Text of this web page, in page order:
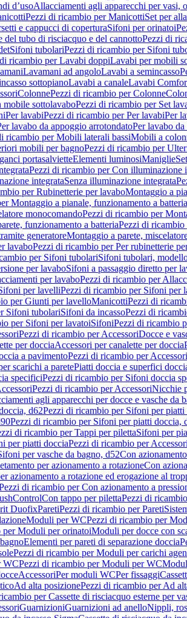
d’usoAllacciamenti agli apparecchi per vasi,
Pezzi di ricambio per ManicottiSet per
e cappucci di coperturaSifoni per orinatoi
del tubo di risciacquo e del cannottoPezzi di
Sifoni tubolariPezzi di ricambio per Sifoni
ricambio per Lavabi doppiLavabi per mobili
Lavamani ad angoloLavabi a semincasso
sottopianoLavabi a canaleLavabi
ColonnePezzi di ricambio per Colonne
mobile sottolavaboPezzi di ricambio per Set
Per lavabiPezzi di ricambio per Per lavabiPer
lavabo da appoggio arrotondatoPer lavabo
ricambio per Mobili laterali bassiMobili a
mobili per bagnoPezzi di ricambio per
portasalvietteElementi luminosiManiglie
Pezzi di ricambio per Con illuminazione
integrataSenza illuminazione integrata
per Rubinetterie per lavaboMontaggio a
Montaggio a pianale, funzionamento a batteria
monocomandoPezzi di ricambio per
funzionamento a batteriaPezzi di ricambio
generatoreMontaggio a parete,
lavaboPezzi di ricambio per Per rubinetterie
per Sifoni tubolariSifoni tubolari,
per lavaboSifoni a passaggio diretto per
per lavaboPezzi di ricambio per
per lavelliPezzi di ricambio per Sifoni per
per Giunti per lavelloManicottiPezzi di
Sifoni tubolariSifoni da incassoPezzi di
per Sifoni per lavatoiSifoniPezzi di ricambio
Pezzi di ricambio per AccessoriDocce e
per docciaAccessori per canalette per doccia
a pavimentoPezzi di ricambio per
scarichi a paretePiatti doccia e superfici
specificiPezzi di ricambio per Sifoni doccia
Pezzi di ricambio per AccessoriNicchie
agli apparecchi per docce e vasche da
d62Pezzi di ricambio per Sifoni per piatti
Pezzi di ricambio per Sifoni per piatti doccia,
di ricambio per Tappi per pilettaSifoni per
per piatti docciaPezzi di ricambio per
per vasche da bagno, d52Con
per azionamento a rotazioneCon
azionamento a rotazione ed erogazione al
di ricambio per Con azionamento a
Con tappo per pilettaPezzi di
DuofixParetiPezzi di ricambio per Pareti
Moduli per WCPezzi di ricambio per
per Moduli per orinatoiModuli per docce con
Elementi per pareti di separazione doccia
Pezzi di ricambio per Moduli per carichi
WCPezzi di ricambio per Moduli per WC
AccessoriPer moduli WCPer fissaggi
Ad alta posizionePezzi di ricambio per Ad
per Cassette di risciacquo esterne per
GuarnizioniGuarnizioni ad anelloNippli,